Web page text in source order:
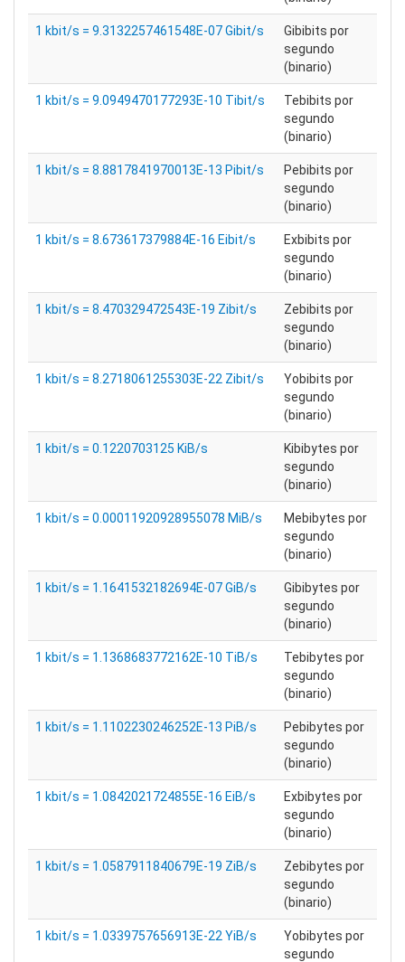
1 kbit/s = 9.3132257461548E-07 Gibit/s
Gibibits por
segundo
(binario)
1 kbit/s = 9.0949470177293E-10 Tibit/s
Tebibits por
segundo
(binario)
1 kbit/s = 8.8817841970013E-13 Pibit/s
Pebibits por
segundo
(binario)
1 kbit/s = 8.673617379884E-16 Eibit/s
Exbibits por
segundo
(binario)
1 kbit/s = 8.470329472543E-19 Zibit/s
Zebibits por
segundo
(binario)
1 kbit/s = 8.2718061255303E-22 Zibit/s
Yobibits por
segundo
(binario)
1 kbit/s = 0.1220703125 KiB/s
Kibibytes por
segundo
(binario)
1 kbit/s = 0.00011920928955078 MiB/s
Mebibytes por
segundo
(binario)
1 kbit/s = 1.1641532182694E-07 GiB/s
Gibibytes por
segundo
(binario)
1 kbit/s = 1.1368683772162E-10 TiB/s
Tebibytes por
segundo
(binario)
1 kbit/s = 1.1102230246252E-13 PiB/s
Pebibytes por
segundo
(binario)
1 kbit/s = 1.0842021724855E-16 EiB/s
Exbibytes por
segundo
(binario)
1 kbit/s = 1.0587911840679E-19 ZiB/s
Zebibytes por
segundo
(binario)
1 kbit/s = 1.0339757656913E-22 YiB/s
Yobibytes por
segundo